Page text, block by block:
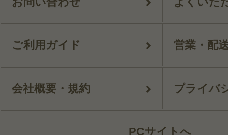
ご利用ガイド 営業・配
会社概要・規約 プライバ
PCサイトへ